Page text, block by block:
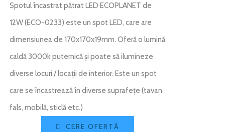
Spotul încastrat pătrat LED ECOPLANET de
12W (ECO-0233) este un spot LED, care are
dimensiunea de 170x170x19mm. Oferă o lumină
caldă 3000k puternică și poate să ilumineze
diverse locuri / locații de interior. Este un spot
care se încastrează în diverse suprafețe (tavan
fals, mobilă, sticlă etc.)
CERE OFERTĂ